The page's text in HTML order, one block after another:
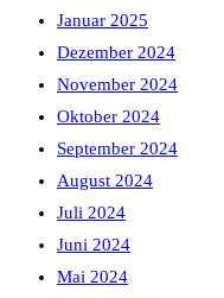
Januar 2025
Dezember 2024
November 2024
Oktober 2024
September 2024
August 2024
Juli 2024
Juni 2024
Mai 2024